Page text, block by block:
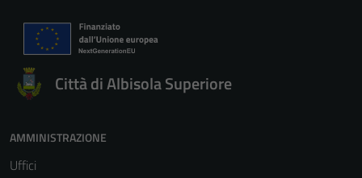
Città di Albisola Superiore
AMMINISTRAZIONE
Uffici